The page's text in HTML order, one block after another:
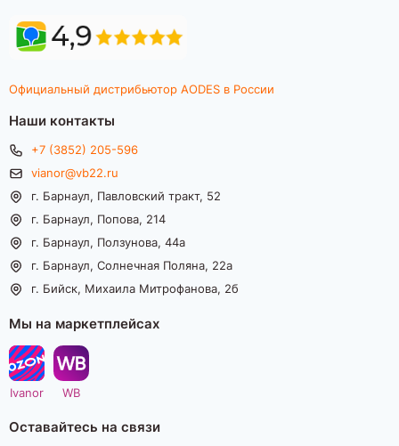
Официальный дистрибьютор AODES в России
Наши контакты
+7 (3852) 205-596
vianor@vb22.ru
г. Барнаул, Павловский тракт, 52
г. Барнаул, Попова, 214
г. Барнаул, Ползунова, 44а
г. Барнаул, Солнечная Поляна, 22а
г. Бийск, Михаила Митрофанова, 2б
Мы на маркетплейсах
Ivanor WB
Оставайтесь на связи